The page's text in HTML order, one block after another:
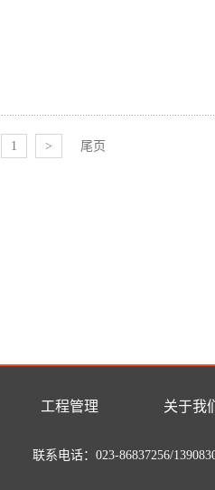
1 > 尾页
工程管理 关于我们
联系电话：023-86837256/